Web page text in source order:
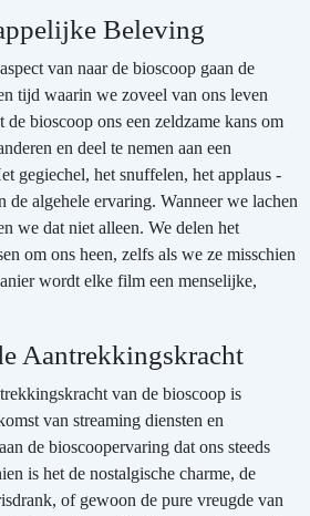
Beleving
van naar de bioscoop gaan de
tijd waarin we zoveel van ons leven
bioscoop ons een zeldzame kans om
en deel te nemen aan een
gegiechel, het snuffelen, het applaus -
de algehele ervaring. Wanneer we lachen
we dat niet alleen. We delen het
om ons heen, zelfs als we ze misschien
wordt elke film een menselijke,
Aantrekkingskracht
van de bioscoop is
van streaming diensten en
de bioscoopervaring dat ons steeds
is het de nostalgische charme, de
of gewoon de pure vreugde van